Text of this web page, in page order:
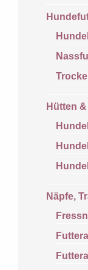
Hütten
Näpfe,